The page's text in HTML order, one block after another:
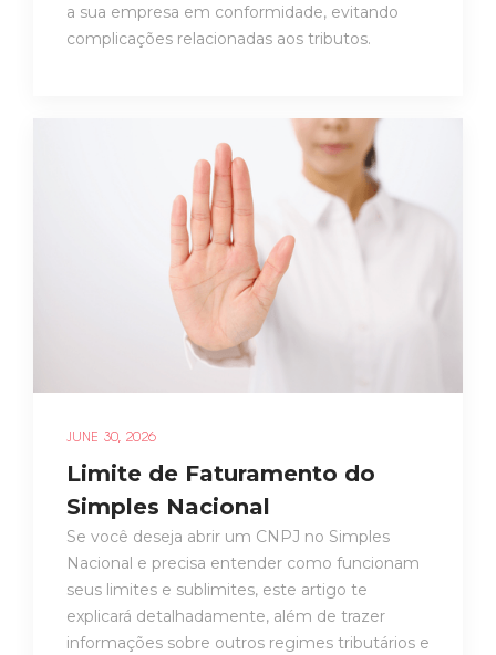
a sua empresa em conformidade, evitando
complicações relacionadas aos tributos.
JUNE 30, 2026
Limite de Faturamento do
Simples Nacional
Se você deseja abrir um CNPJ no Simples
Nacional e precisa entender como funcionam
seus limites e sublimites, este artigo te
explicará detalhadamente, além de trazer
informações sobre outros regimes tributários e